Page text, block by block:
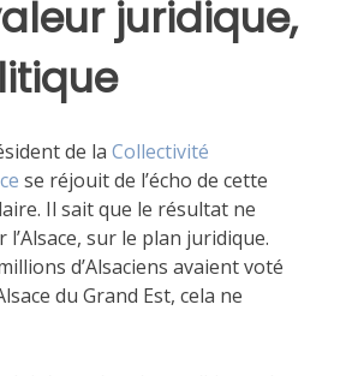
juridique,
de la Collectivité
se réjouit de l’écho de cette
Il sait que le résultat ne
sur le plan juridique.
d’Alsaciens avaient voté
du Grand Est, cela ne